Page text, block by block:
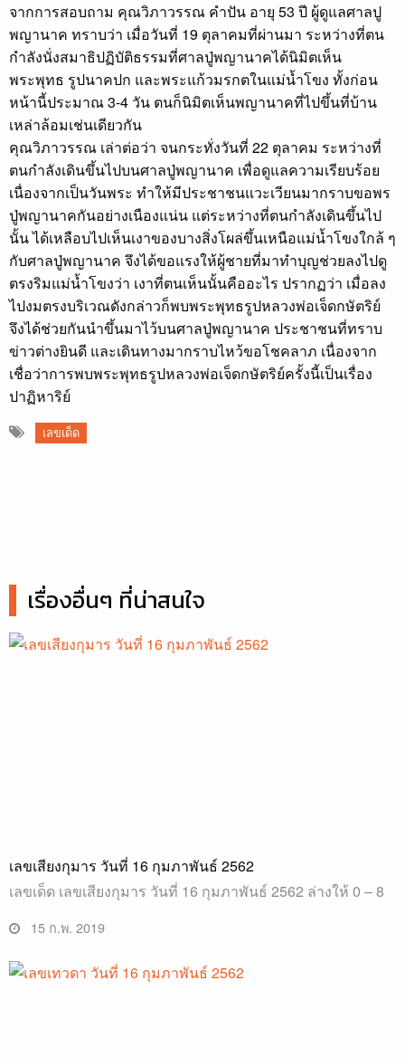
จากการสอบถาม คุณวิภาวรรณ คำปัน อายุ 53 ปี ผู้ดูแลศาลปู
พญานาค ทราบว่า เมื่อวันที่ 19 ตุลาคมที่ผ่านมา ระหว่างที่ตน
กำลังนั่งสมาธิปฏิบัติธรรมที่ศาลปู่พญานาคได้นิมิตเห็น
พระพุทธ รูปนาคปก และพระแก้วมรกตในแม่น้ำโขง ทั้งก่อน
หน้านี้ประมาณ 3-4 วัน ตนก็นิมิตเห็นพญานาคที่ไปขึ้นที่บ้าน
เหล่าล้อมเช่นเดียวกัน
คุณวิภาวรรณ เล่าต่อว่า จนกระทั่งวันที่ 22 ตุลาคม ระหว่างที่
ตนกำลังเดินขึ้นไปบนศาลปู่พญานาค เพื่อดูแลความเรียบร้อย
เนื่องจากเป็นวันพระ ทำให้มีประชาชนแวะเวียนมากราบขอพร
ปู่พญานาคกันอย่างเนืองแน่น แต่ระหว่างที่ตนกำลังเดินขึ้นไป
นั้น ได้เหลือบไปเห็นเงาของบางสิ่งโผล่ขึ้นเหนือแม่น้ำโขงใกล้ ๆ
กับศาลปู่พญานาค จึงได้ขอแรงให้ผู้ชายที่มาทำบุญช่วยลงไปดู
ตรงริมแม่น้ำโขงว่า เงาที่ตนเห็นนั้นคืออะไร ปรากฏว่า เมื่อลง
ไปงมตรงบริเวณดังกล่าวก็พบพระพุทธรูปหลวงพ่อเจ็ดกษัตริย์
จึงได้ช่วยกันนำขึ้นมาไว้บนศาลปู่พญานาค ประชาชนที่ทราบ
ข่าวต่างยินดี และเดินทางมากราบไหว้ขอโชคลาภ เนื่องจาก
เชื่อว่าการพบพระพุทธรูปหลวงพ่อเจ็ดกษัตริย์ครั้งนี้เป็นเรื่อง
ปาฏิหาริย์
เลขเด็ด
เรื่องอื่นๆ ที่น่าสนใจ
เลขเสียงกุมาร วันที่ 16 กุมภาพันธ์ 2562
เลขเด็ด เลขเสียงกุมาร วันที่ 16 กุมภาพันธ์ 2562 ล่างให้ 0 – 8
15 ก.พ. 2019